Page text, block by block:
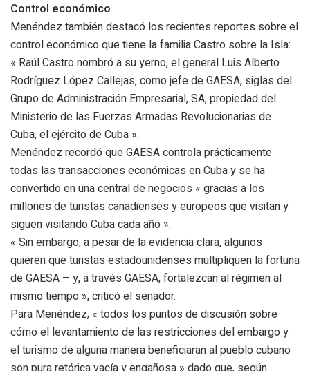
Control económico
Menéndez también destacó los recientes reportes sobre el
control económico que tiene la familia Castro sobre la Isla:
« Raúl Castro nombró a su yerno, el general Luis Alberto
Rodríguez López Callejas, como jefe de GAESA, siglas del
Grupo de Administración Empresarial, SA, propiedad del
Ministerio de las Fuerzas Armadas Revolucionarias de
Cuba, el ejército de Cuba ».
Menéndez recordó que GAESA controla prácticamente
todas las transacciones económicas en Cuba y se ha
convertido en una central de negocios « gracias a los
millones de turistas canadienses y europeos que visitan y
siguen visitando Cuba cada año ».
« Sin embargo, a pesar de la evidencia clara, algunos
quieren que turistas estadounidenses multipliquen la fortuna
de GAESA – y, a través GAESA, fortalezcan al régimen al
mismo tiempo », criticó el senador.
Para Menéndez, « todos los puntos de discusión sobre
cómo el levantamiento de las restricciones del embargo y
el turismo de alguna manera beneficiaran al pueblo cubano